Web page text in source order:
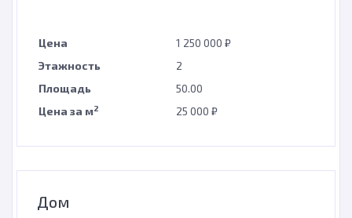
Цена
1 250 000 ₽
Этажность
2
Площадь
50.00
Цена за м2 25 000 ₽
Дом